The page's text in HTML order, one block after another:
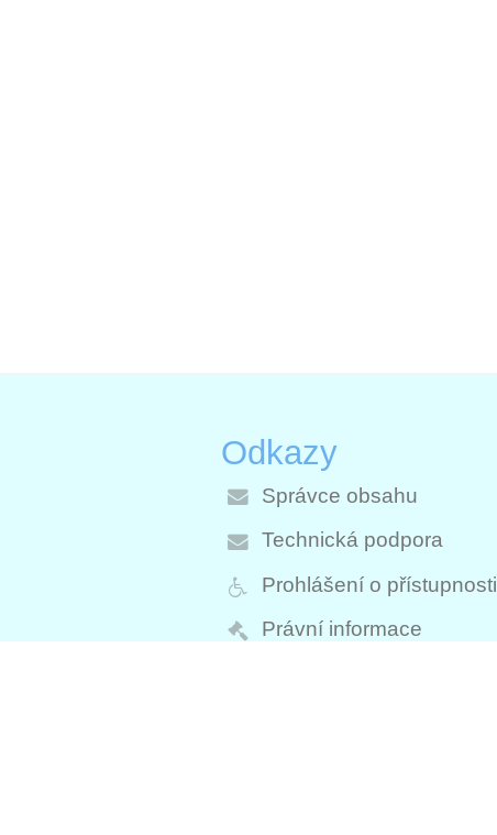
Odkazy
Správce obsahu
Technická podpora
Prohlášení o přístupnosti
Právní informace